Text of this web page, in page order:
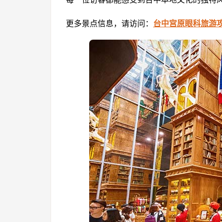
更多景点信息，请访问： 台中宫原眼科旅游